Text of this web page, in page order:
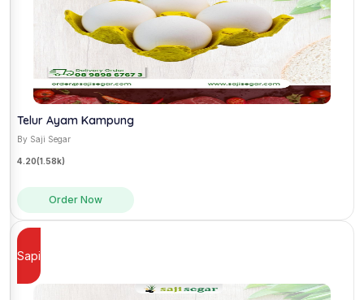
Telur Ayam Kampung
By Saji Segar
4.20(1.58k)
Order Now
Sapi